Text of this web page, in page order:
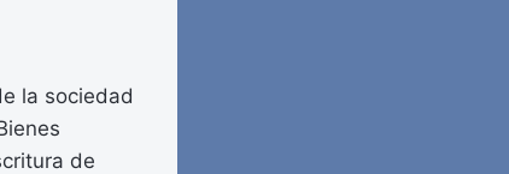
la sociedad
de